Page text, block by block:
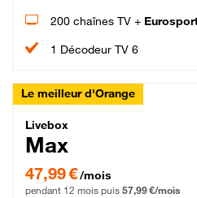
200 chaînes TV +
1 Décodeur TV 6
Le meilleur d'Orange
Livebox Max Fibre
Livebox
Max
47,99 € par mois pendant 12 mois
47,99 €/mois
pendant 12 mois puis 57,99 €/mois